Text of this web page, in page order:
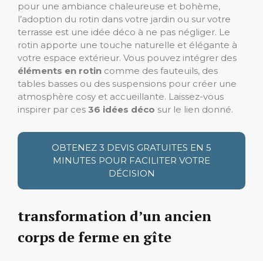
pour une ambiance chaleureuse et bohème,
l’adoption du rotin dans votre jardin ou sur votre
terrasse est une idée déco à ne pas négliger. Le
rotin apporte une touche naturelle et élégante à
votre espace extérieur. Vous pouvez intégrer des
éléments en rotin comme des fauteuils, des
tables basses ou des suspensions pour créer une
atmosphère cosy et accueillante. Laissez-vous
inspirer par ces 36 idées déco sur le lien donné.
OBTENEZ 3 DEVIS GRATUITES EN 5
MINUTES POUR FACILITER VOTRE
DÉCISION
transformation d’un ancien
corps de ferme en gîte